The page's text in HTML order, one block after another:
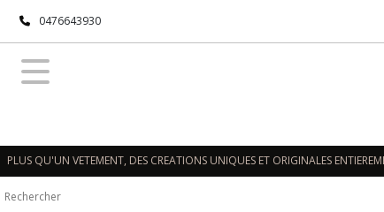
0476643930
PLUS QU'UN VETEMENT, DES CREATIONS UNIQUES ET ORIGINALES